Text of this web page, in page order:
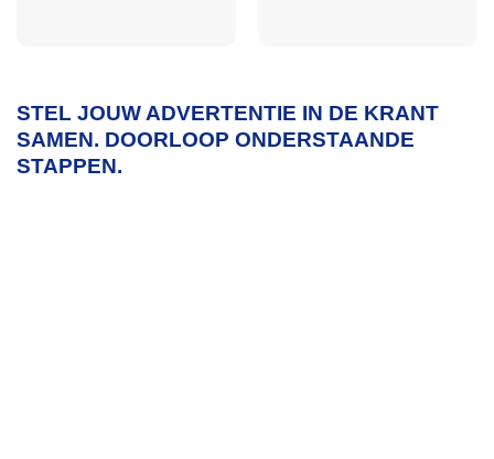
STEL JOUW ADVERTENTIE IN DE KRANT
SAMEN. DOORLOOP ONDERSTAANDE
STAPPEN.